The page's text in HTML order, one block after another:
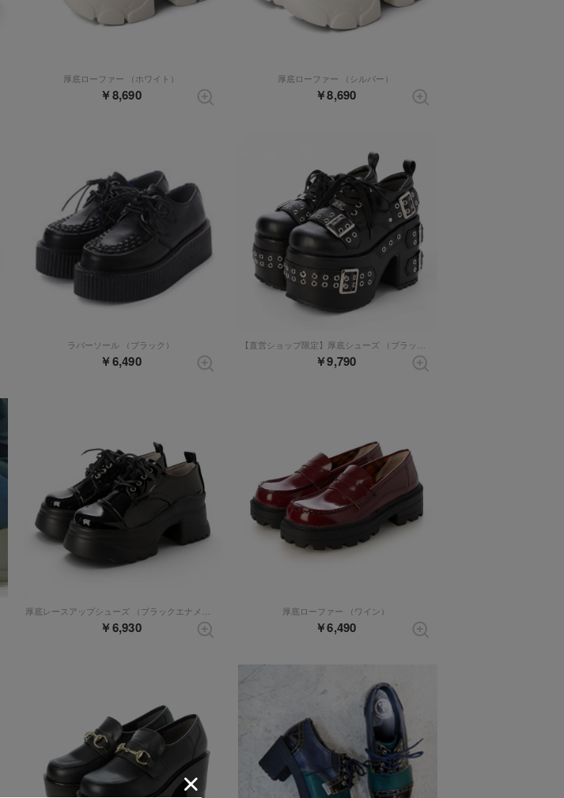
厚底ローファー （ホワイト）
￥8,690
厚底ローファー （シルバー）
￥8,690
ラバーソール （ブラック）
￥6,490 ￥9,790
￥6,930
厚底ローファー （ワイン）
￥6,490